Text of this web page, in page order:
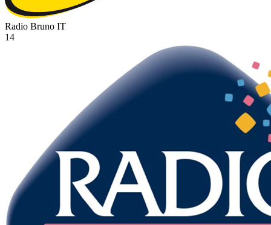
Radio Bruno IT
14